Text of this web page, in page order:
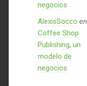
negocios
AlexisSocco en
Coffee Shop
Publishing, un
modelo de
negocios